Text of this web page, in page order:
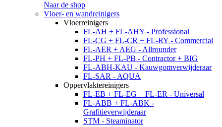
Naar de shop
Vloer- en wandreinigers
Vloerreinigers
FL-AH + FL-AHY - Professional
FL-CG + FL-CR + FL-RY - Commercial
FL-AER + AEG - Allrounder
FL-PH + FL-PB - Contractor + BIG
FL-ABH-KAU - Kauwgomverwijderaar
FL-SAR - AQUA
Oppervlaktereinigers
FL-EB + FL-EG + FL-ER - Universal
FL-ABB + FL-ABK -
Grafitieverwijderaar
STM - Steaminator